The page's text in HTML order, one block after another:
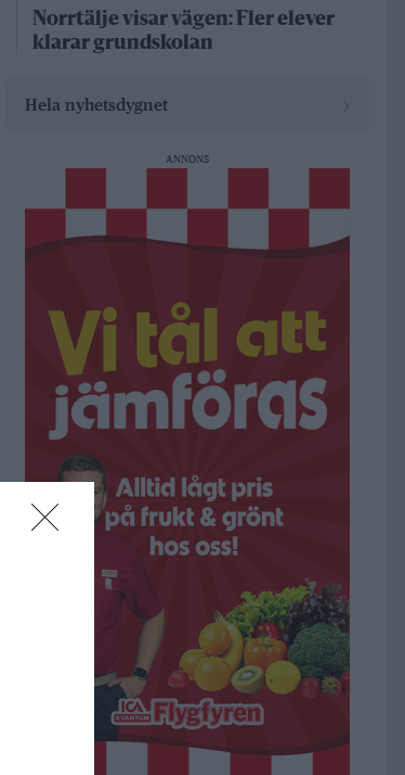
Norrtälje visar vägen: Fler elever
klarar grundskolan
Hela nyhetsdygnet
ANNONS